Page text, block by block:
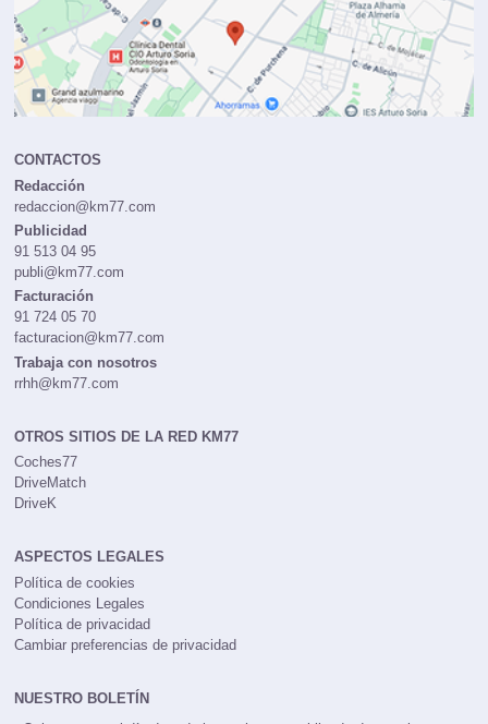
CONTACTOS
Redacción
redaccion@km77.com
Publicidad
91 513 04 95
publi@km77.com
Facturación
91 724 05 70
facturacion@km77.com
Trabaja con nosotros
rrhh@km77.com
OTROS SITIOS DE LA RED KM77
Coches77
DriveMatch
DriveK
ASPECTOS LEGALES
Política de cookies
Condiciones Legales
Política de privacidad
Cambiar preferencias de privacidad
NUESTRO BOLETÍN